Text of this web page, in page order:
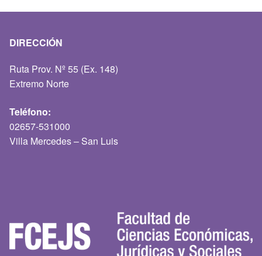
DIRECCIÓN
Ruta Prov. Nº 55 (Ex. 148)
Extremo Norte
Teléfono:
02657-531000
Villa Mercedes – San Luis